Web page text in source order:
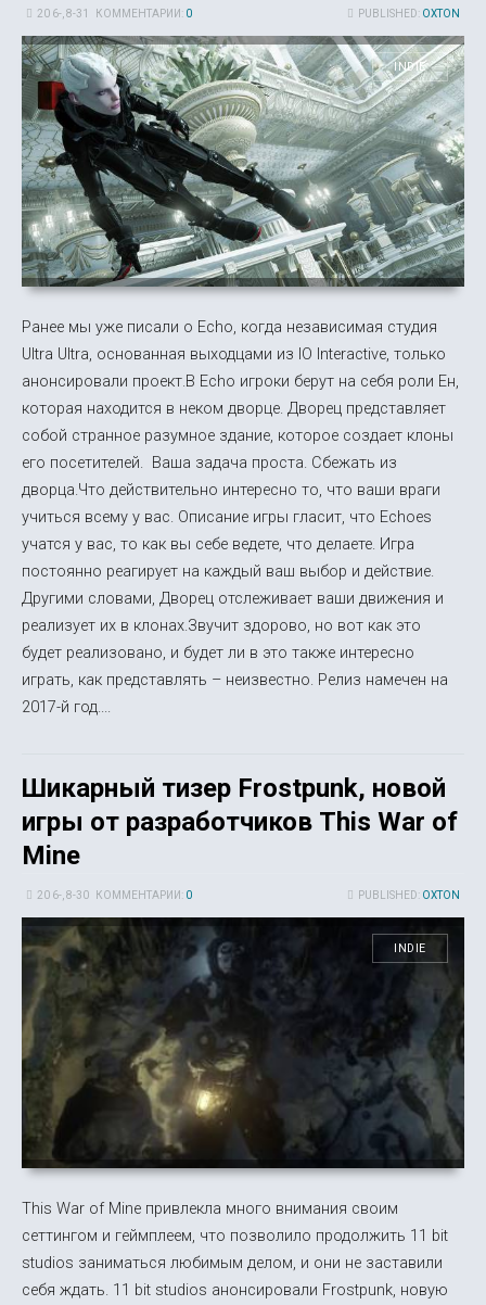
PUBLISHED: OXTON
20 6-, 8-31 КОММЕНТАРИИ: 0
INDIE
Ранее мы уже писали о Echo, когда независимая студия
Ultra Ultra, основанная выходцами из IO Interactive, только
анонсировали проект.В Echo игроки берут на себя роли Ен,
которая находится в неком дворце. Дворец представляет
собой странное разумное здание, которое создает клоны
его посетителей. Ваша задача проста. Сбежать из
дворца.Что действительно интересно то, что ваши враги
учиться всему у вас. Описание игры гласит, что Echoes
учатся у вас, то как вы себе ведете, что делаете. Игра
постоянно реагирует на каждый ваш выбор и действие.
Другими словами, Дворец отслеживает ваши движения и
реализует их в клонах.Звучит здорово, но вот как это
будет реализовано, и будет ли в это также интересно
играть, как представлять – неизвестно. Релиз намечен на
2017-й год....
Шикарный тизер Frostpunk, новой
игры от разработчиков This War of
Mine
PUBLISHED: OXTON
20 6-, 8-30 КОММЕНТАРИИ: 0
INDIE
This War of Mine привлекла много внимания своим
сеттингом и геймплеем, что позволило продолжить 11 bit
studios заниматься любимым делом, и они не заставили
себя ждать. 11 bit studios анонсировали Frostpunk, новую